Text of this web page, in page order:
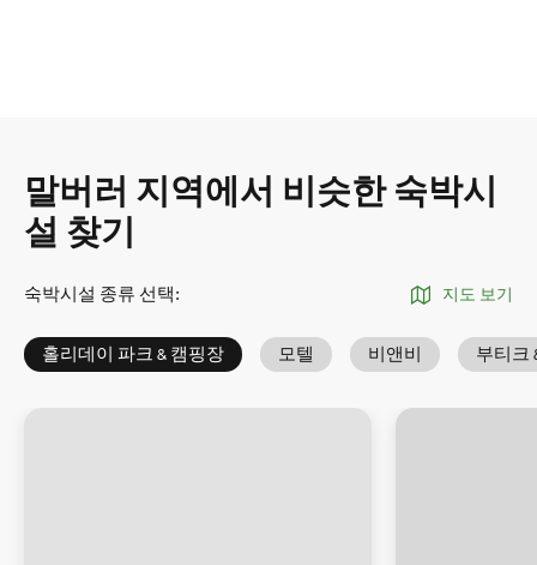
말버러 지역에서 비슷한 숙박시
설 찾기
숙박시설 종류 선택: 지도 보기
홀리데이 파크 & 캠핑장 모텔 비앤비 부티크